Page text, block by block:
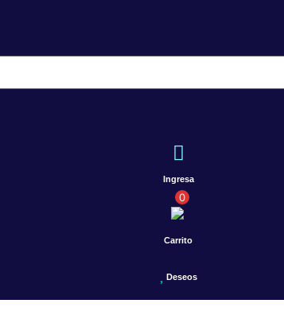
Ingresa
0
Carrito
Deseos